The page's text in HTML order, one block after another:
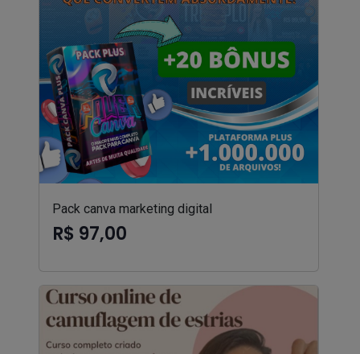
Pack canva marketing digital
R$ 97,00